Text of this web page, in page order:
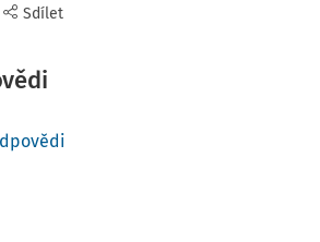
Sdílet